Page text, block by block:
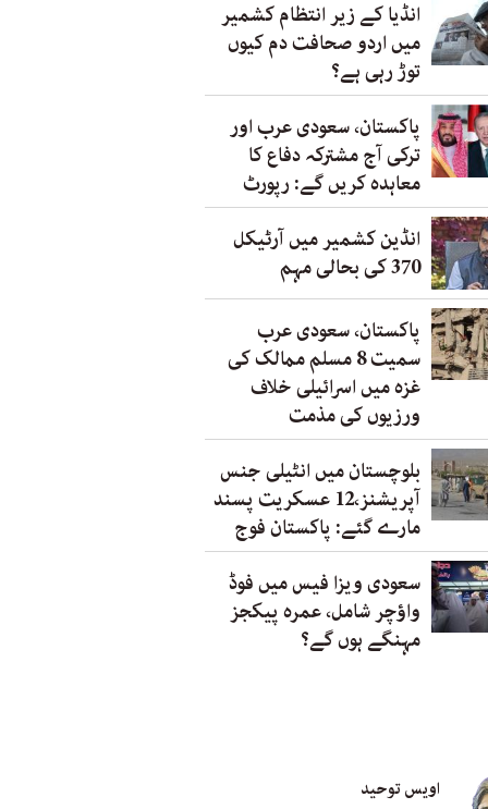
انڈیا کے زیر انتظام کشمیر
میں اردو صحافت دم کیوں
توڑ رہی ہے؟
پاکستان، سعودی عرب اور
ترکی آج مشترکہ دفاع کا
معاہدہ کریں گے: رپورٹ
انڈین کشمیر میں آرٹیکل
370 کی بحالی مہم
پاکستان، سعودی عرب
سمیت 8 مسلم ممالک کی
غزہ میں اسرائیلی خلاف
ورزیوں کی مذمت
بلوچستان میں انٹیلی جنس
آپریشنز،12 عسکریت پسند
مارے گئے: پاکستان فوج
سعودی ویزا فیس میں فوڈ
واؤچر شامل، عمرہ پیکجز
مہنگے ہوں گے؟
اویس توحید